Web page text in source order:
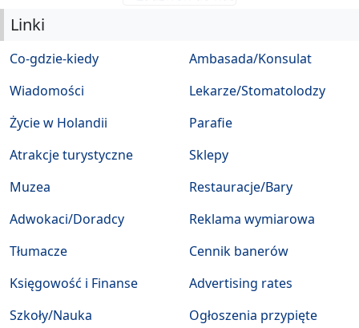
Linki
Co-gdzie-kiedy
Wiadomości
Życie w Holandii
Atrakcje turystyczne
Muzea
Ambasada/Konsulat
Lekarze/Stomatolodzy
Parafie
Sklepy
Restauracje/Bary
Adwokaci/Doradcy
Tłumacze
Księgowość i Finanse
Szkoły/Nauka
Reklama wymiarowa
Cennik banerów
Advertising rates
Ogłoszenia przypięte